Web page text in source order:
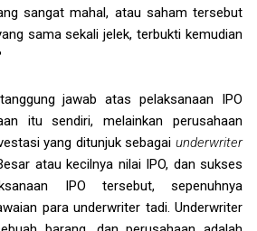
sangat mahal, atau saham tersebut
sama sekali jelek, terbukti kemudian
jawab atas pelaksanaan IPO
itu sendiri, melainkan perusahaan
yang ditunjuk sebagai underwriter
atau kecilnya nilai IPO, dan sukses
IPO tersebut, sepenuhnya
para underwriter tadi. Underwriter